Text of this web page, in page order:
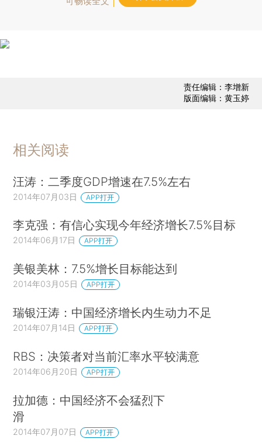
责任编辑：李增新
版面编辑：黄玉婷
相关阅读
汪涛：二季度GDP增速在7.5%左右
2014年07月03日 APP打开
李克强：有信心实现今年经济增长7.5%目标
2014年06月17日 APP打开
美银美林：7.5%增长目标能达到
2014年03月05日 APP打开
瑞银汪涛：中国经济增长内生动力不足
2014年07月14日 APP打开
RBS：决策者对当前汇率水平较满意
2014年06月20日 APP打开
拉加德：中国经济不会猛烈下
滑
2014年07月07日 APP打开